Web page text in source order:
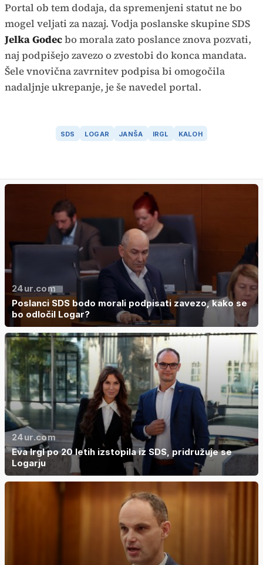
Portal ob tem dodaja, da spremenjeni statut ne bo
mogel veljati za nazaj. Vodja poslanske skupine SDS
Jelka Godecbo morala zato poslance znova pozvati,
naj podpišejo zavezo o zvestobi do konca mandata.
Šele vnovična zavrnitev podpisa bi omogočila
nadaljnje ukrepanje, je še navedel portal.
SDS LOGAR JANŠA IRGL KALOH
24ur.com
Poslanci SDS bodo morali podpisati zavezo, kako se
bo odločil Logar?
24ur.com
Eva Irgl po 20 letih izstopila iz SDS, pridružuje se
Logarju